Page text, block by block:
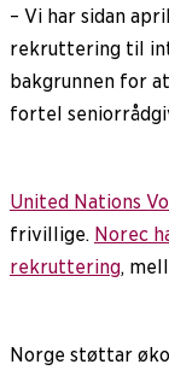
– Vi har sidan
rekruttering til
bakgrunnen for
fortel
United Nations
frivillige. Norec
rekruttering,
Norge støttar